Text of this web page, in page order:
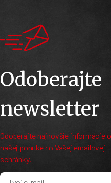
Odoberajte
newsletter
Odoberajte najnovšie informácie o
našej ponuke do Vašej emailovej
schránky.